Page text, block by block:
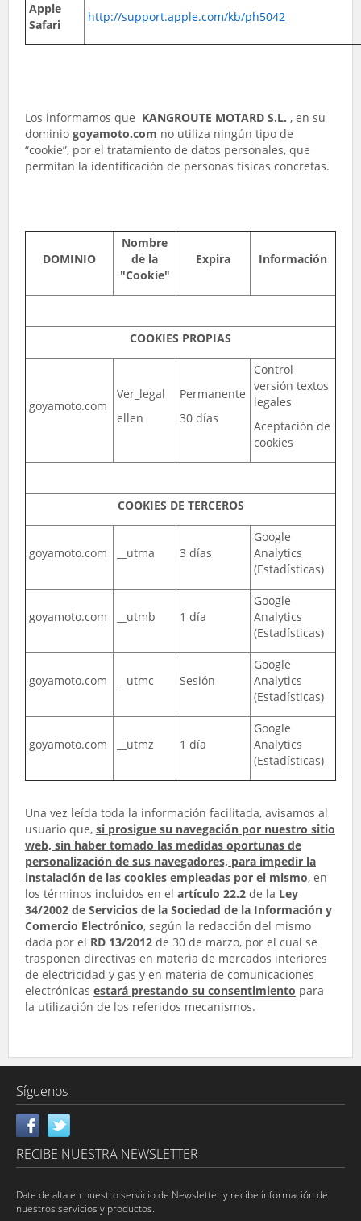
Apple
Safari
http://support.apple.com/kb/ph5042
Los informamos que KANGROUTE MOTARD S.L. , en su
dominio goyamoto.com no utiliza ningún tipo de
“cookie”, por el tratamiento de datos personales, que
permitan la identificación de personas físicas concretas.
DOMINIO
Nombre
de la
"Cookie"
Expira Información
COOKIES PROPIAS
goyamoto.com
Ver_legal
ellen
Permanente
30 días
Control
versión textos
legales
Aceptación de
cookies
COOKIES DE TERCEROS
goyamoto.com __utma 3 días
Google
Analytics
(Estadísticas)
goyamoto.com __utmb 1 día
Google
Analytics
(Estadísticas)
goyamoto.com __utmc Sesión
Google
Analytics
(Estadísticas)
goyamoto.com __utmz 1 día
Google
Analytics
(Estadísticas)
Una vez leída toda la información facilitada, avisamos al
usuario que, si prosigue su navegación por nuestro sitio
web, sin haber tomado las medidas oportunas de
personalización de sus navegadores, para impedir la
instalación de las cookies empleadas por el mismo, en
los términos incluidos en el artículo 22.2 de la Ley
34/2002 de Servicios de la Sociedad de la Información y
Comercio Electrónico, según la redacción del mismo
dada por el RD 13/2012 de 30 de marzo, por el cual se
trasponen directivas en materia de mercados interiores
de electricidad y gas y en materia de comunicaciones
electrónicas estará prestando su consentimiento para
la utilización de los referidos mecanismos.
Síguenos
RECIBE NUESTRA NEWSLETTER
Date de alta en nuestro servicio de Newsletter y recibe información de
nuestros servicios y productos.